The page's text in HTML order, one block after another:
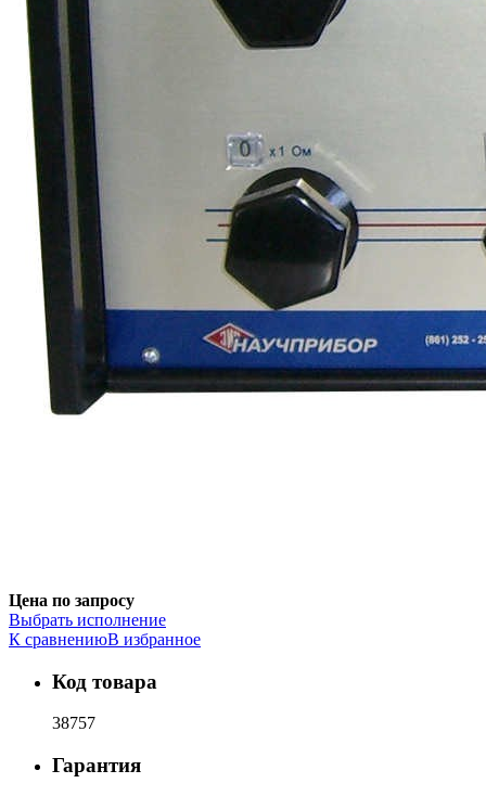
Цена по запросу
Выбрать исполнение
К сравнениюВ избранное
Код товара
38757
Гарантия